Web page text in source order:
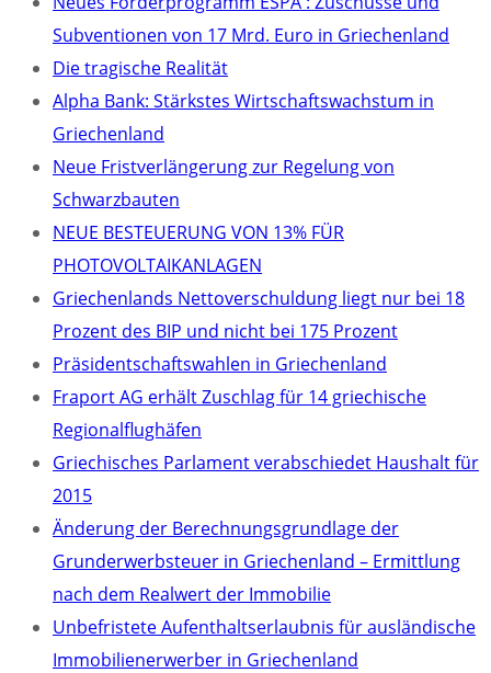
Subventionen von 17 Mrd. Euro in Griechenland
Die tragische Realität
Alpha Bank: Stärkstes Wirtschaftswachstum in
Griechenland
Neue Fristverlängerung zur Regelung von
Schwarzbauten
NEUE BESTEUERUNG VON 13% FÜR
PHOTOVOLTAIKANLAGEN
Griechenlands Nettoverschuldung liegt nur bei 18
Prozent des BIP und nicht bei 175 Prozent
Präsidentschaftswahlen in Griechenland
Fraport AG erhält Zuschlag für 14 griechische
Regionalflughäfen
Griechisches Parlament verabschiedet Haushalt für
2015
Änderung der Berechnungsgrundlage der
Grunderwerbsteuer in Griechenland – Ermittlung
nach dem Realwert der Immobilie
Unbefristete Aufenthaltserlaubnis für ausländische
Immobilienerwerber in Griechenland